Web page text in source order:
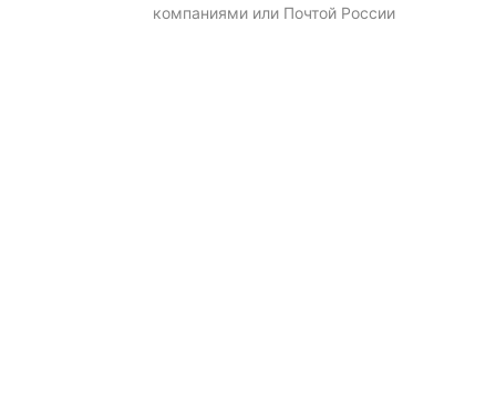
компаниями или Почтой России